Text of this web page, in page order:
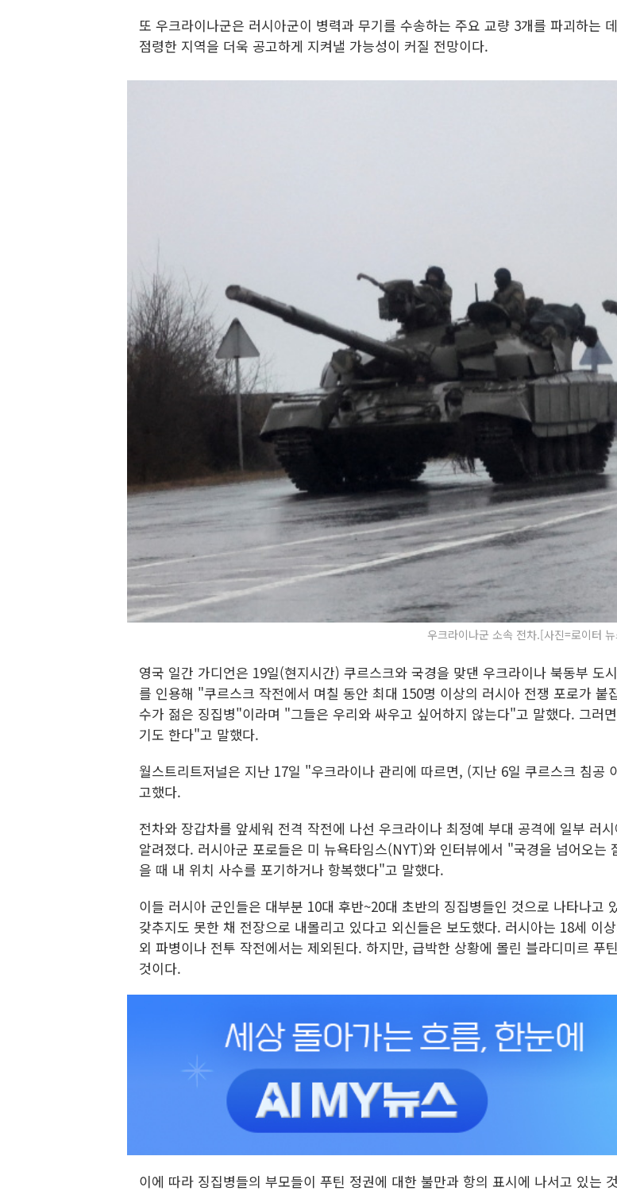
또 우크라이나군은 러시아군이 병력과 무기를 수송하는 주요 교량 3개를 파괴하는
점령한 지역을 더욱 공고하게 지켜낼 가능성이 커질 전망이다.
우크라이나군 소속 전차.[사진=로이터
영국 일간 가디언은 19일(현지시간) 쿠르스크와 국경을 맞댄 우크라이나 북동부
를 인용해 "쿠르스크 작전에서 며칠 동안 최대 150명 이상의 러시아 전쟁 포로가
수가 젊은 징집병"이라며 "그들은 우리와 싸우고 싶어하지 않는다"고 말했다. 그러
기도 한다"고 말했다.
월스트리트저널은 지난 17일 "우크라이나 관리에 따르면, (지난 6일 쿠르스크 침공
고했다.
전차와 장갑차를 앞세워 전격 작전에 나선 우크라이나 최정예 부대 공격에 일부 러
알려졌다. 러시아군 포로들은 미 뉴욕타임스(NYT)와 인터뷰에서 "국경을 넘어오
을 때 내 위치 사수를 포기하거나 항복했다"고 말했다.
이들 러시아 군인들은 대부분 10대 후반~20대 초반의 징집병들인 것으로 나타나고
갖추지도 못한 채 전장으로 내몰리고 있다고 외신들은 보도했다. 러시아는 18세 이
외 파병이나 전투 작전에서는 제외된다. 하지만, 급박한 상황에 몰린 블라디미르 푸
것이다.
이에 따라 징집병들의 부모들이 푸틴 정권에 대한 불만과 항의 표시에 나서고 있는